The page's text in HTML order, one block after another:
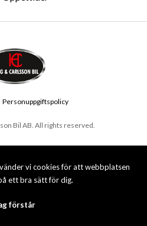
vi cookies för att webbplatsen
ett bra sätt för dig.
förstår
Bil AB. All rights reserved.
Personuppgiftspolicy